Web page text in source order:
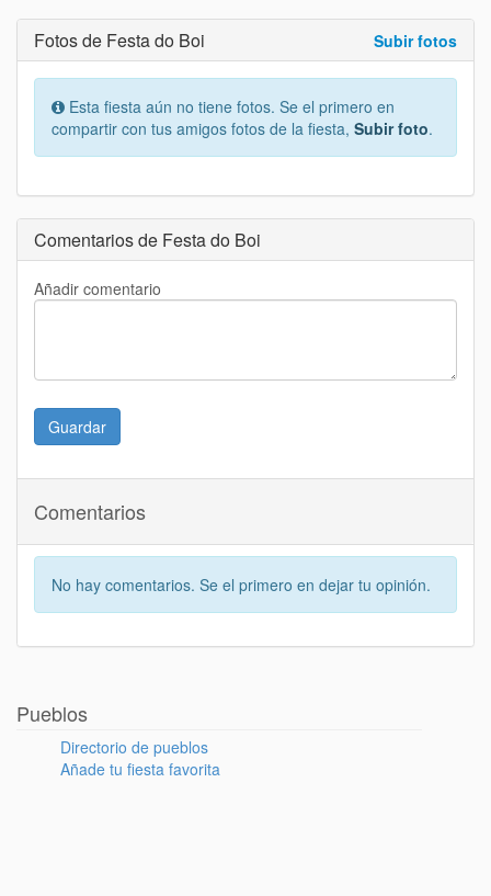
Subir fotos
Fotos de Festa do Boi
Esta fiesta aún no tiene fotos. Se el primero en
compartir con tus amigos fotos de la fiesta, Subir foto.
Comentarios de Festa do Boi
Añadir comentario
Guardar
Comentarios
No hay comentarios. Se el primero en dejar tu opinión.
Pueblos
Directorio de pueblos
Añade tu fiesta favorita